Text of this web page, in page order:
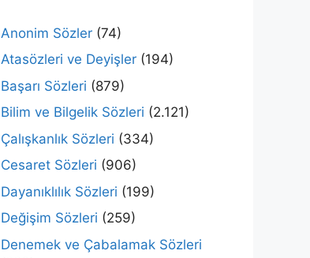
Anonim Sözler (74)
Atasözleri ve Deyişler (194)
Başarı Sözleri (879)
Bilim ve Bilgelik Sözleri (2.121)
Çalışkanlık Sözleri (334)
Cesaret Sözleri (906)
Dayanıklılık Sözleri (199)
Değişim Sözleri (259)
Denemek ve Çabalamak Sözleri